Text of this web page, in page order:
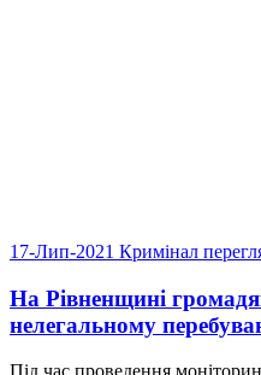
17-Лип-2021 Кримінал
На Рівненщині
нелегальному